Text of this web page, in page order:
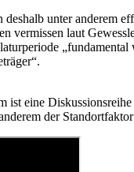
unter anderem
vermissen laut
ist eine
der